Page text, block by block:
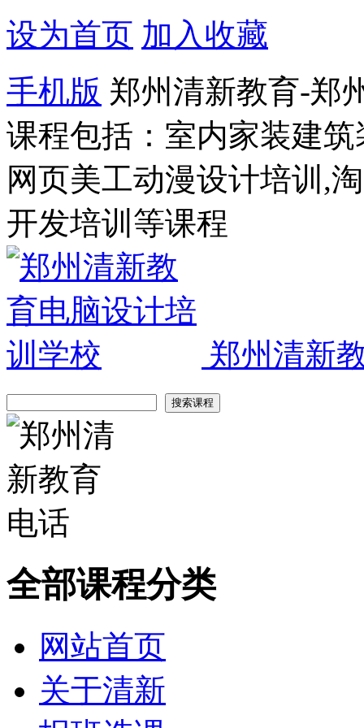
设为首页 加入收藏
手机版 郑州清新教育-郑
课程包括：室内家装建
网页美工动漫设计培训,
开发培训等课程
郑州清新
全部课程分类
网站首页
关于清新